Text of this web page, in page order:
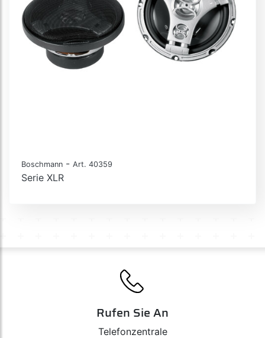
Boschmann - Art. 40359
Serie XLR
Rufen Sie An
Telefonzentrale